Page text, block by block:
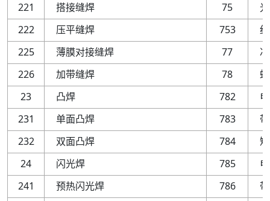
221
搭接缝焊 75
222
压平缝焊 753
225
薄膜对接缝焊 77
226
加带缝焊 78
23
凸焊 782
231
单面凸焊 783
232
双面凸焊 784
24
闪光焊 785
241
预热闪光焊 786